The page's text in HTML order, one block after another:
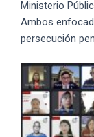
Ministerio
Ambos
persecución